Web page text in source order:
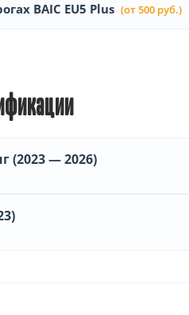
BAIC EU5 Plus (от 500 руб.)
(2023 — 2026)